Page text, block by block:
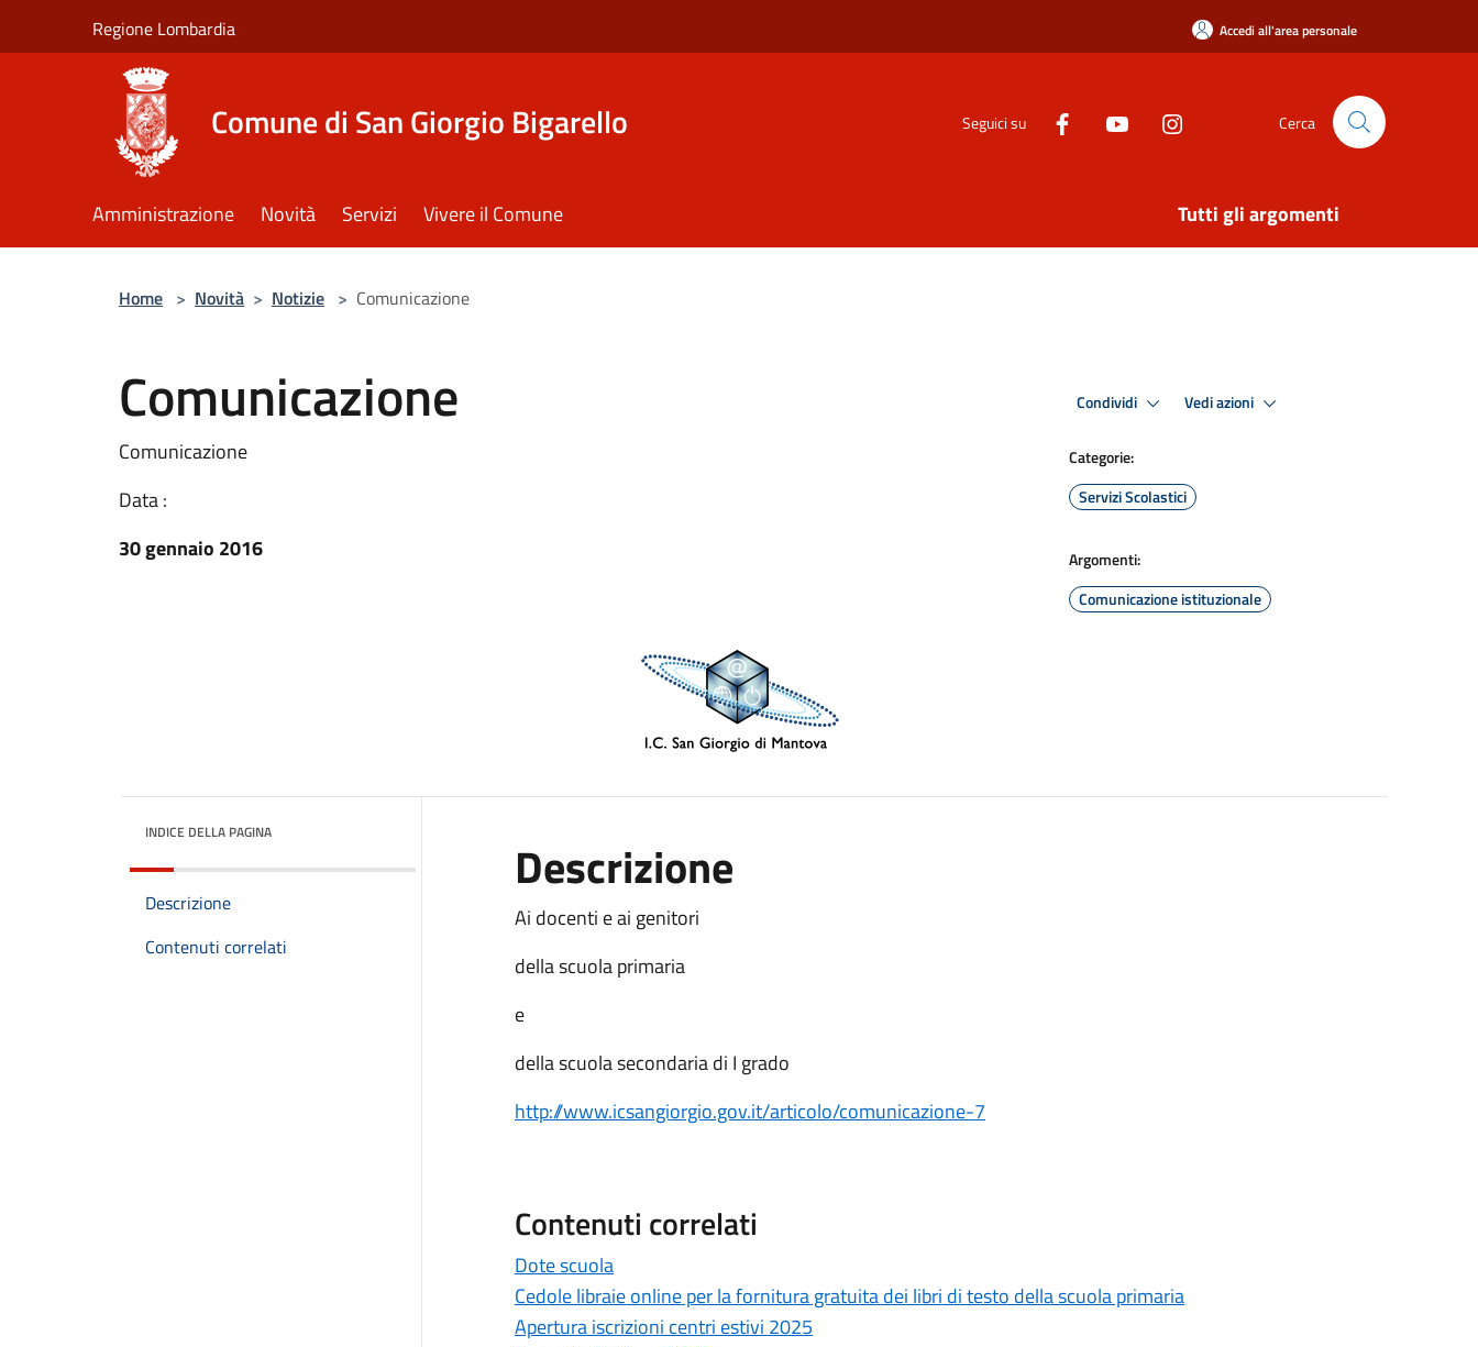
Regione Lombardia Accedi all'area personale
Comune di San Giorgio Bigarello Seguici su Cerca
Amministrazione Novità Servizi Vivere il Comune Tutti gli argomenti
Home > Novità > Notizie > Comunicazione
Comunicazione
Comunicazione
Data :
30 gennaio 2016
Condividi Vedi azioni
Categorie:
Servizi Scolastici
Argomenti:
Comunicazione istituzionale
INDICE DELLA PAGINA
Descrizione
Contenuti correlati
Descrizione
Ai docenti e ai genitori
della scuola primaria
e
della scuola secondaria di I grado
http://www.icsangiorgio.gov.it/articolo/comunicazione-7
Contenuti correlati
Dote scuola
Cedole libraie online per la fornitura gratuita dei libri di testo della scuola primaria
Apertura iscrizioni centri estivi 2025